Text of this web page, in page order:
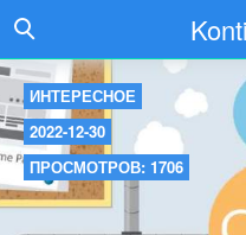
ИНТЕРЕСНОЕ
2022-12-30
ПРОСМОТРОВ: 1706